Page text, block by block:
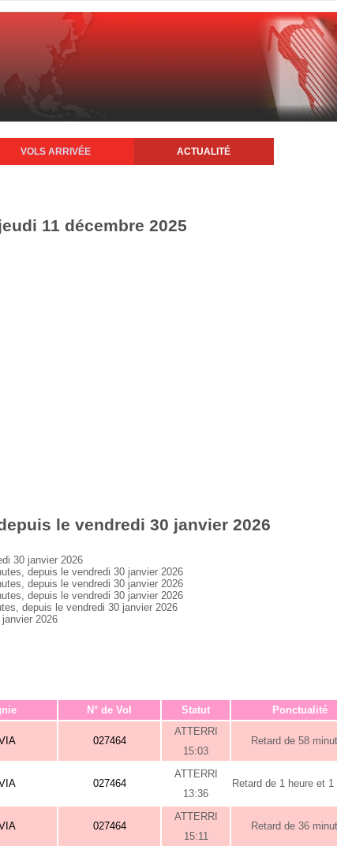
VOLS ARRIVÉE ACTUALITÉ
11 décembre 2025
le vendredi 30 janvier 2026
30 janvier 2026
depuis le vendredi 30 janvier 2026
depuis le vendredi 30 janvier 2026
depuis le vendredi 30 janvier 2026
depuis le vendredi 30 janvier 2026
2026
N° de Vol Statut Ponctualité
027464
ATTERRI
15:03
Retard de 58
027464
ATTERRI
13:36
Retard de 1 heure et 1
027464
ATTERRI
15:11
Retard de 36